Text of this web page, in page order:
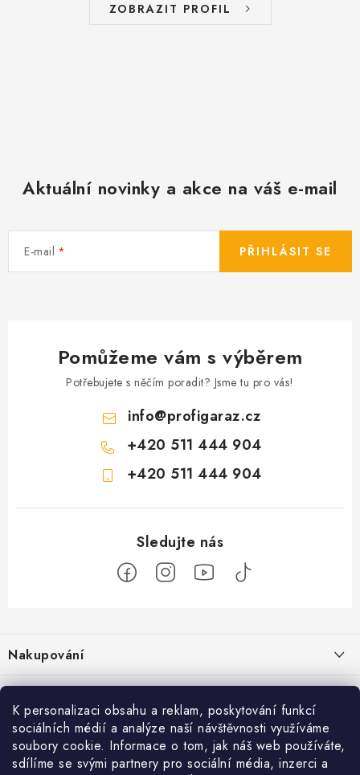
K personalizaci obsahu a reklam, poskytování funkcí
sociálních médií a analýze naší návštěvnosti využíváme
soubory cookie. Informace o tom, jak náš web používáte,
sdílíme se svými partnery pro sociální média, inzerci a
ZOBRAZIT PROFIL
Aktuální novinky a akce na váš e-mail
E-mail PŘIHLÁSIT SE
Pomůžeme vám s výběrem
Potřebujete s něčím poradit? Jsme tu pro vás!
info@profigaraz.cz
+420 511 444 904
+420 511 444 904
p
a
Nakupování
Jak nakupovat
Obchodní podmínky
Doprava a platba
Reklamace / vrácení zboží
Použití Dárkové poukázky
O nás
Kontakty